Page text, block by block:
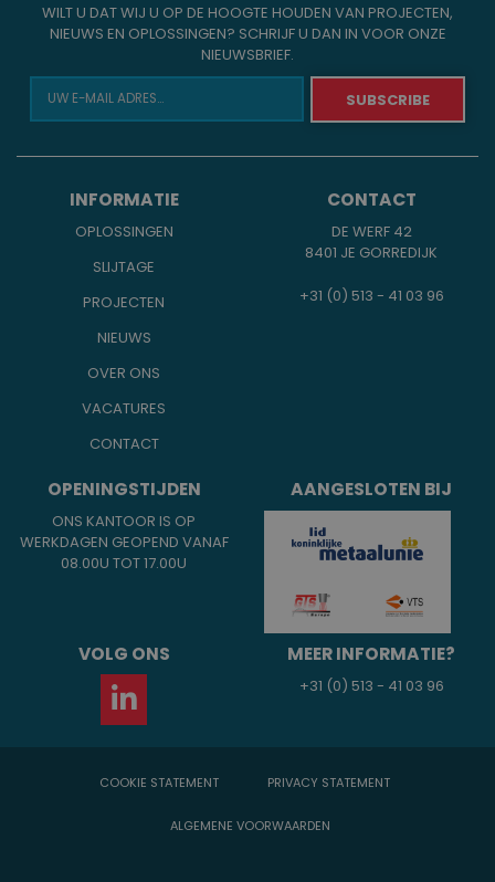
WILT U DAT WIJ U OP DE HOOGTE HOUDEN VAN PROJECTEN,
NIEUWS EN OPLOSSINGEN? SCHRIJF U DAN IN VOOR ONZE
NIEUWSBRIEF.
INFORMATIE
OPLOSSINGEN
SLIJTAGE
PROJECTEN
NIEUWS
OVER ONS
VACATURES
CONTACT
CONTACT
DE WERF 42
8401 JE GORREDIJK
+31 (0) 513 - 41 03 96
OPENINGSTIJDEN
ONS KANTOOR IS OP
WERKDAGEN GEOPEND VANAF
08.00U TOT 17.00U
AANGESLOTEN BIJ
VOLG ONS MEER INFORMATIE?
+31 (0) 513 - 41 03 96
COOKIE STATEMENT PRIVACY STATEMENT
ALGEMENE VOORWAARDEN